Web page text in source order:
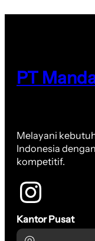
PT
Melayani
Indonesia
kompetitif.
Kantor Pusat